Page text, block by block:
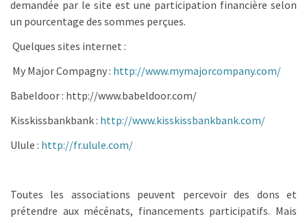
demandée par le site est une participation financière selon
un pourcentage des sommes perçues.
Quelques sites internet :
My Major Compagny : http://www.mymajorcompany.com/
Babeldoor : http://www.babeldoor.com/
Kisskissbankbank : http://www.kisskissbankbank.com/
Ulule : http://fr.ulule.com/
Toutes les associations peuvent percevoir des dons et
prétendre aux mécénats, financements participatifs. Mais